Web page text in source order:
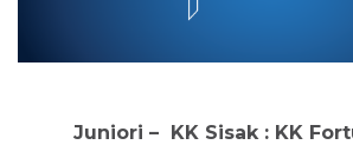
Juniori – KK Sisak : KK